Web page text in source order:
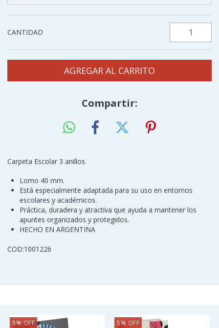
CANTIDAD
Compartir:
Carpeta Escolar 3 anillos.
Lomo 40 mm.
Está especialmente adaptada para su uso en entornos
escolares y académicos.
Práctica, duradera y atractiva que ayuda a mantener los
apuntes organizados y protegidos.
HECHO EN ARGENTINA
COD:1001226
5% OFF 5% OFF